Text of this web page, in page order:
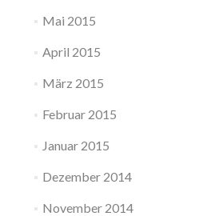
Mai 2015
April 2015
März 2015
Februar 2015
Januar 2015
Dezember 2014
November 2014